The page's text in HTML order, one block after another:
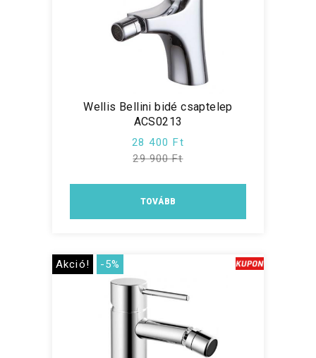
Wellis Bellini bidé csaptelep
ACS0213
28 400 Ft
29 900 Ft
TOVÁBB
Akció! -5%